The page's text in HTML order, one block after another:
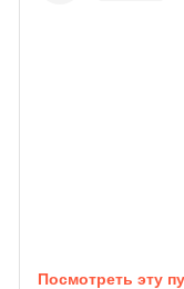
Посмотреть эту